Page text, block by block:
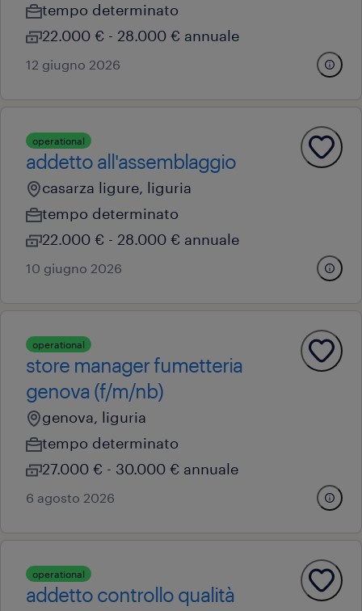
tempo determinato
22.000 € - 28.000 € annuale
12 giugno 2026
operational
addetto all'assemblaggio
casarza ligure, liguria
tempo determinato
22.000 € - 28.000 € annuale
10 giugno 2026
operational
store manager fumetteria
genova (f/m/nb)
genova, liguria
tempo determinato
27.000 € - 30.000 € annuale
6 agosto 2026
operational
addetto controllo qualità